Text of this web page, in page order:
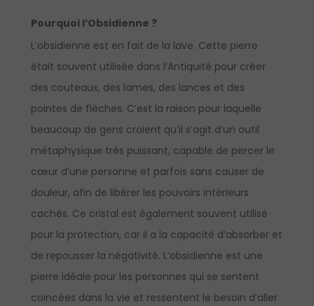
Pourquoi l’Obsidienne ?
L’obsidienne est en fait de la lave. Cette pierre
était souvent utilisée dans l’Antiquité pour créer
des couteaux, des lames, des lances et des
pointes de flèches. C’est la raison pour laquelle
beaucoup de gens croient qu’il s’agit d’un outil
métaphysique très puissant, capable de percer le
cœur d’une personne et parfois sans causer de
douleur, afin de libérer les pouvoirs intérieurs
cachés. Ce cristal est également souvent utilisé
pour la protection, car il a la capacité d’absorber et
de repousser la négativité. L’obsidienne est une
pierre idéale pour les personnes qui se sentent
coincées dans la vie et ressentent le besoin d’aller